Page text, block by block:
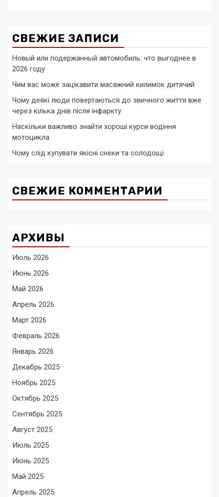
СВЕЖИЕ ЗАПИСИ
Новый или подержанный автомобиль: что выгоднее в
2026 году
Чим вас може зацікавити масажний килимок дитячий
Чому деякі люди повертаються до звичного життя вже
через кілька днів після інфаркту
Наскільки важливо знайти хороші курси водіння
мотоцикла
Чому слід купувати якісні снеки та солодощі
СВЕЖИЕ КОММЕНТАРИИ
АРХИВЫ
Июль 2026
Июнь 2026
Май 2026
Апрель 2026
Март 2026
Февраль 2026
Январь 2026
Декабрь 2025
Ноябрь 2025
Октябрь 2025
Сентябрь 2025
Август 2025
Июль 2025
Июнь 2025
Май 2025
Апрель 2025